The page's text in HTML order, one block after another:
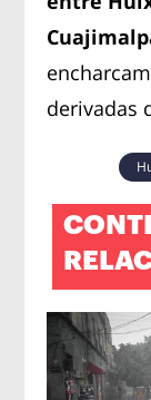
derivadas